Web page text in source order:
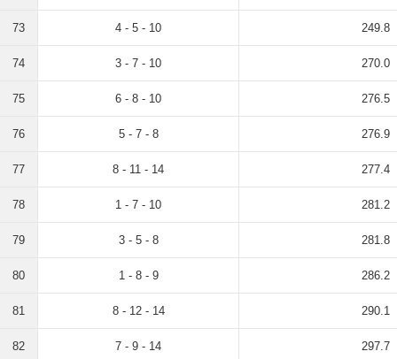
73 4 - 5 - 10 249.8
74 3 - 7 - 10 270.0
75 6 - 8 - 10 276.5
76 5 - 7 - 8 276.9
77 8 - 11 - 14 277.4
78 1 - 7 - 10 281.2
79 3 - 5 - 8 281.8
80 1 - 8 - 9 286.2
81 8 - 12 - 14 290.1
82 7 - 9 - 14 297.7